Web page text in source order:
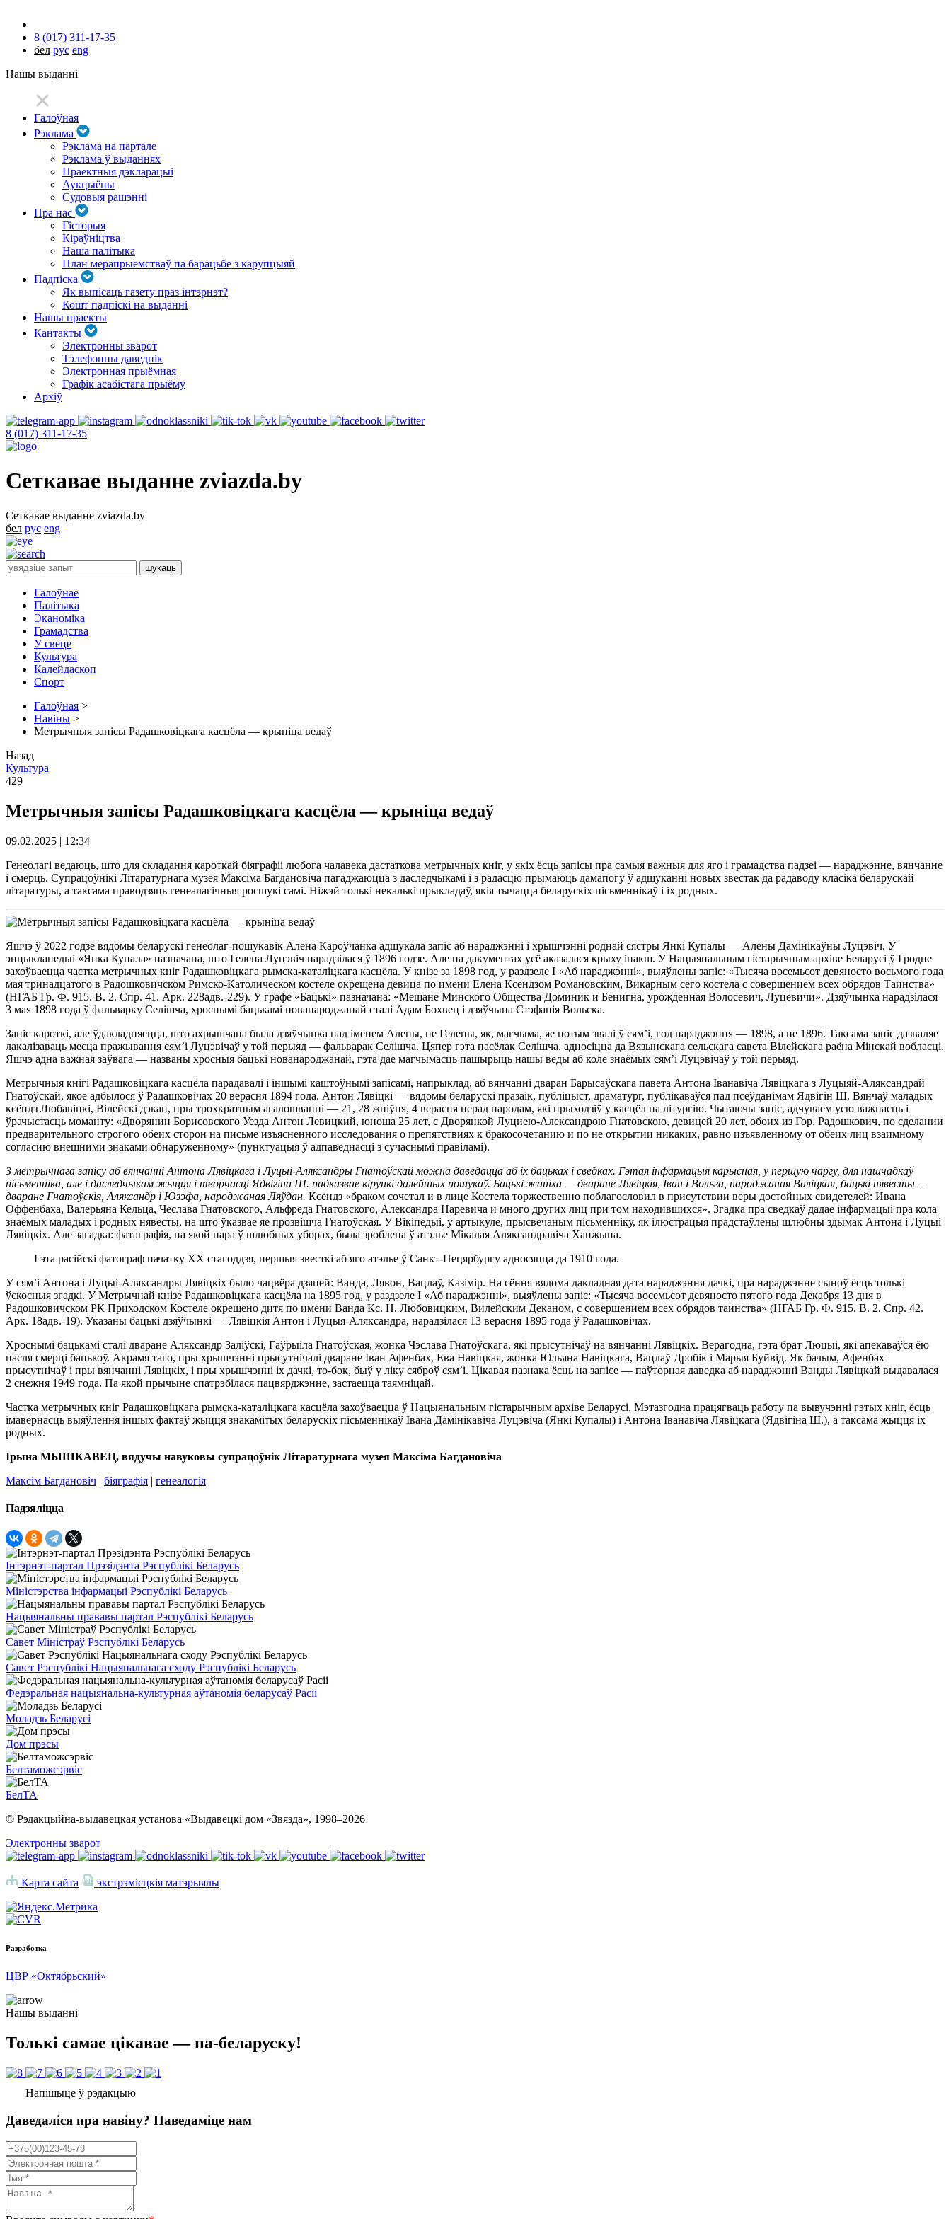
8 (017) 311-17-35
бел рус eng
Нашы выданні
Галоўная
Рэклама
Рэклама на партале
Рэклама ў выданнях
Праектныя дэкларацыі
Аукцыёны
Судовыя рашэнні
Пра нас
Гісторыя
Кіраўніцтва
Наша палітыка
План мерапрыемстваў па барацьбе з карупцыяй
Падпіска
Як выпісаць газету праз інтэрнэт?
Кошт падпіскі на выданні
Нашы праекты
Кантакты
Электронны зварот
Тэлефонны даведнік
Электронная прыёмная
Графік асабістага прыёму
Архіў
8 (017) 311-17-35
Сеткавае выданне zviazda.by
Сеткавае выданне zviazda.by
бел рус eng
Галоўнае
Палітыка
Эканоміка
Грамадства
У свеце
Культура
Калейдаскоп
Спорт
Галоўная >
Навіны >
Метрычныя запісы Радашковіцкага касцёла — крыніца ведаў
Назад
Культура
429
Метрычныя запісы Радашковіцкага касцёла — крыніца ведаў
09.02.2025 | 12:34
Генеолагі ведаюць, што для складання кароткай біяграфіі любога чалавека дастаткова метрычных кніг, у якіх ёсць запісы пра самыя важныя для яго і грамадства падзеі — нараджэнне, вянчанне
і смерць. Супрацоўнікі Літаратурнага музея Максіма Багдановіча пагаджаюцца з даследчыкамі і з радасцю прымаюць дамапогу ў адшуканні новых звестак да радаводу класіка беларускай
літаратуры, а таксама праводзяць генеалагічныя росшукі самі. Ніжэй толькі некалькі прыкладаў, якія тычацца беларускіх пісьменнікаў і іх родных.
Яшчэ ў 2022 годзе вядомы беларускі генеолаг-пошукавік Алена Кароўчанка адшукала запіс аб нараджэнні і хрышчэнні роднай сястры Янкі Купалы — Алены Дамінікаўны Луцэвіч. У
энцыклапедыі «Янка Купала» пазначана, што Гелена Луцэвіч нарадзілася ў 1896 годзе. Але па дакументах усё аказалася крыху інакш. У Нацыянальным гістарычным архіве Беларусі ў Гродне
захоўваецца частка метрычных кніг Радашковіцкага рымска-каталіцкага касцёла. У кнізе за 1898 год, у раздзеле I «Аб нараджэнні», выяўлены запіс: «Тысяча восемьсот девяносто восьмого года
мая тринадцатого в Радошковичском Римско-Католическом костеле окрещена девица по имени Елена Ксендзом Романовским, Викарным сего костела с совершением всех обрядов Таинства»
(НГАБ Гр. Ф. 915. В. 2. Спр. 41. Арк. 228адв.-229). У графе «Бацькі» пазначана: «Мещане Минского Общества Доминик и Бенигна, урожденная Волосевич, Луцевичи». Дзяўчынка нарадзілася
3 мая 1898 года ў фальварку Селішча, хроснымі бацькамі нованароджанай сталі Адам Бохвец і дзяўчына Стэфанія Вольска.
Запіс кароткі, але ўдакладняецца, што ахрышчана была дзяўчынка пад іменем Алены, не Гелены, як, магчыма, яе потым звалі ў сям’і, год нараджэння — 1898, а не 1896. Таксама запіс дазваляе
лакалізаваць месца пражывання сям’і Луцэвічаў у той перыяд — фальварак Селішча. Цяпер гэта пасёлак Селішча, адносіцца да Вязынскага сельскага савета Вілейскага раёна Мінскай вобласці.
Яшчэ адна важная заўвага — названы хросныя бацькі нованароджанай, гэта дае магчымасць пашырыць нашы веды аб коле знаёмых сям’і Луцэвічаў у той перыяд.
Метрычныя кнігі Радашковіцкага касцёла парадавалі і іншымі каштоўнымі запісамі, напрыклад, аб вянчанні дваран Барысаўскага павета Антона Іванавіча Лявіцкага з Луцыяй-Аляксандрай
Гнатоўскай, якое адбылося ў Радашковічах 20 верасня 1894 года. Антон Лявіцкі — вядомы беларускі празаік, публіцыст, драматург, публікаваўся пад псеўданімам Ядвігін Ш. Вянчаў маладых
ксёндз Любавіцкі, Вілейскі дэкан, пры трохкратным агалошванні — 21, 28 жніўня, 4 верасня перад народам, які прыходзіў у касцёл на літургію. Чытаючы запіс, адчуваем усю важнасць і
ўрачыстасць моманту: «Дворянин Борисовского Уезда Антон Левицкий, юноша 25 лет, с Дворянкой Луциею-Александрою Гнатовскою, девицей 20 лет, обоих из Гор. Радошкович, по сделании
предварительного строгого обеих сторон на письме изъясненного исследования о препятствиях к бракосочетанию и по не открытии никаких, равно изъявленному от обеих лиц взаимному
согласию внешними знаками обнаруженному» (пунктуацыя ў адпаведнасці з сучаснымі правіламі).
З метрычнага запісу аб вянчанні Антона Лявіцкага і Луцыі-Аляксандры Гнатоўскай можна даведацца аб іх бацьках і сведках. Гэтая інфармацыя карысная, у першую чаргу, для нашчадкаў
пісьменніка, але і даследчыкам жыцця і творчасці Ядвігіна Ш. падказвае кірункі далейшых пошукаў. Бацькі жаніха — дваране Лявіцкія, Іван і Вольга, народжаная Валіцкая, бацькі нявесты —
дваране Гнатоўскія, Аляксандр і Юзэфа, народжаная Ляўдан. Ксёндз «браком сочетал и в лице Костела торжественно поблагословил в присутствии веры достойных свидетелей: Ивана
Оффенбаха, Валерьяна Кельца, Чеслава Гнатовского, Альфреда Гнатовского, Александра Наревича и много других лиц при том находившихся». Згадка пра сведкаў дадае інфармацыі пра кола
знаёмых маладых і родных нявесты, на што ўказвае яе прозвішча Гнатоўская. У Вікіпедыі, у артыкуле, прысвечаным пісьменніку, як ілюстрацыя прадстаўлены шлюбны здымак Антона і Луцыі
Лявіцкіх. Але загадка: фатаграфія, на якой пара ў шлюбных уборах, была зроблена ў атэлье Мікалая Аляксандравіча Ханжына.
Гэта расійскі фатограф пачатку ХХ стагоддзя, першыя звесткі аб яго атэлье ў Санкт-Пецярбургу адносяцца да 1910 года.
У сям’і Антона і Луцыі-Аляксандры Лявіцкіх было чацвёра дзяцей: Ванда, Лявон, Вацлаў, Казімір. На сёння вядома дакладная дата нараджэння дачкі, пра нараджэнне сыноў ёсць толькі
ўскосныя згадкі. У Метрычнай кнізе Радашковіцкага касцёла на 1895 год, у раздзеле І «Аб нараджэнні», выяўлены запіс: «Тысяча восемьсот девяносто пятого года Декабря 13 дня в
Радошковичском РК Приходском Костеле окрещено дитя по имени Ванда Кс. Н. Любовицким, Вилейским Деканом, с совершением всех обрядов таинства» (НГАБ Гр. Ф. 915. В. 2. Спр. 42.
Арк. 18адв.-19). Указаны бацькі дзяўчынкі — Лявіцкія Антон і Луцыя-Аляксандра, нарадзілася 13 верасня 1895 года ў Радашковічах.
Хроснымі бацькамі сталі дваране Аляксандр Заліўскі, Гаўрыіла Гнатоўская, жонка Чэслава Гнатоўскага, які прысутнічаў на вянчанні Лявіцкіх. Верагодна, гэта брат Люцыі, які апекаваўся ёю
пасля смерці бацькоў. Акрамя таго, пры хрышчэнні прысутнічалі дваране Іван Афенбах, Ева Навіцкая, жонка Юльяна Навіцкага, Вацлаў Дробік і Марыя Буйвід. Як бачым, Афенбах
прысутнічаў і пры вянчанні Лявіцкіх, і пры хрышчэнні іх дачкі, то-бок, быў у ліку сяброў сям’і. Цікавая пазнака ёсць на запісе — паўторная даведка аб нараджэнні Ванды Лявіцкай выдавалася
2 снежня 1949 года. Па якой прычыне спатрэбілася пацвярджэнне, застаецца таямніцай.
Частка метрычных кніг Радашковіцкага рымска-каталіцкага касцёла захоўваецца ў Нацыянальным гістарычным архіве Беларусі. Мэтазгодна працягваць работу па вывучэнні гэтых кніг, ёсць
імавернасць выяўлення іншых фактаў жыцця знакамітых беларускіх пісьменнікаў Івана Дамінікавіча Луцэвіча (Янкі Купалы) і Антона Іванавіча Лявіцкага (Ядвігіна Ш.), а таксама жыцця іх
родных.
Ірына МЫШКАВЕЦ, вядучы навуковы супрацоўнік Літаратурнага музея Максіма Багдановіча
Максім Багдановіч | біяграфія | генеалогія
Падзяліцца
Інтэрнэт-партал Прэзідэнта Рэспублікі Беларусь
Міністэрства інфармацыі Рэспублікі Беларусь
Нацыянальны прававы партал Рэспублікі Беларусь
Савет Міністраў Рэспублікі Беларусь
Савет Рэспублікі Нацыянальнага сходу Рэспублікі Беларусь
Федэральная нацыянальна-культурная аўтаномія беларусаў Расіі
Моладзь Беларусі
Дом прэсы
Белтаможсэрвіс
БелТА
© Рэдакцыйна-выдавецкая установа «Выдавецкі дом «Звязда», 1998–2026
Электронны зварот
Карта сайта экстрэмісцкія матэрыялы
Разработка
ЦВР «Октябрьский»
Нашы выданні
Толькі самае цікавае — па-беларуску!
Напішыце ў рэдакцыю
Даведаліся пра навіну? Паведаміце нам